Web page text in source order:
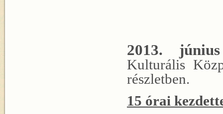
2013.
Kulturális
részletben.
15 órai